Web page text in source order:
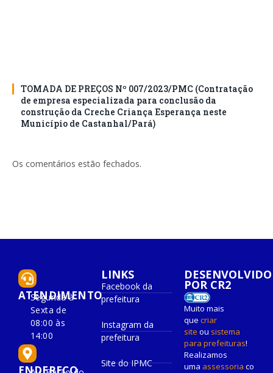
TOMADA DE PREÇOS Nº 007/2023/PMC (Contratação
de empresa especializada para conclusão da
construção da Creche Criança Esperança neste
Município de Castanhal/Pará)
Os comentários estão fechados.
ATENDIMENTO
Segunda à
Sexta de
08:00 às
14:00
LINKS
Facebook da
prefeitura
Instagram da
prefeitura
Site do IPMC
DESENVOLVIDO
POR CR2
Muito mais
que criar
site ou sistema
para prefeituras!
Realizamos
uma assessoria co